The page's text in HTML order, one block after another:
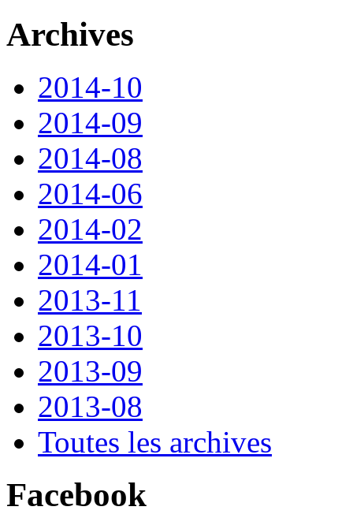
Archives
2014-10
2014-09
2014-08
2014-06
2014-02
2014-01
2013-11
2013-10
2013-09
2013-08
Toutes les archives
Facebook